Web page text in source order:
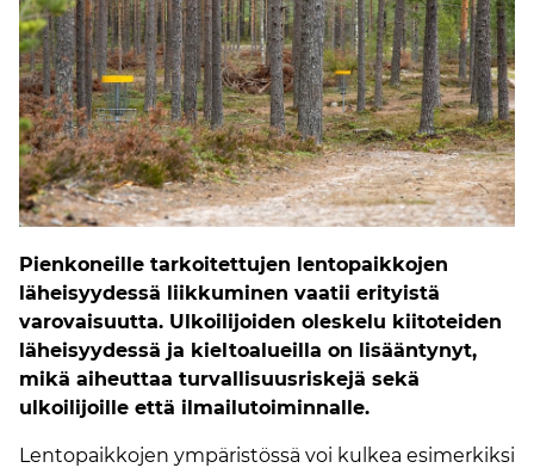
Pienkoneille tarkoitettujen lentopaikkojen
läheisyydessä liikkuminen vaatii erityistä
varovaisuutta. Ulkoilijoiden oleskelu kiitoteiden
läheisyydessä ja kieltoalueilla on lisääntynyt,
mikä aiheuttaa turvallisuusriskejä sekä
ulkoilijoille että ilmailutoiminnalle.
Lentopaikkojen ympäristössä voi kulkea esimerkiksi